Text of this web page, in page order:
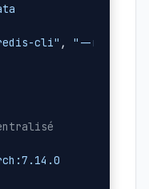
cli" , "--raw"